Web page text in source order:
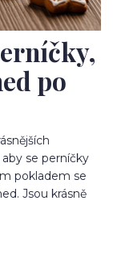
po
se perníčky
pokladem se
Jsou krásně